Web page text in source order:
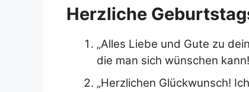
Herzliche
„Alles Liebe und Gute zu
die man sich wünschen
„Herzlichen Glückwunsch!